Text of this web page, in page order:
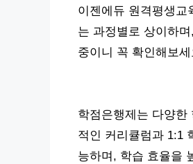
이젠에듀 원격평생교
는 과정별로 상이하
중이니 꼭 확인해보세
학점은행제는 다양한
적인 커리큘럼과 1:1
능하며, 학습 효율을